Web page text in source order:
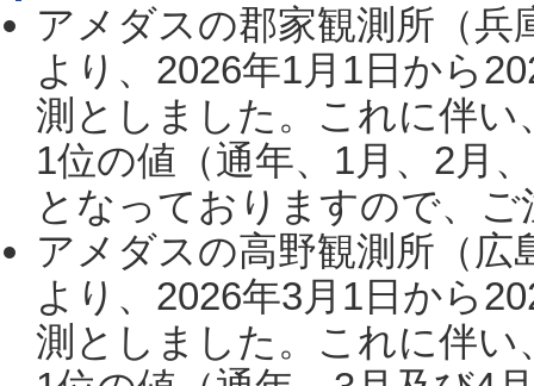
アメダスの郡家観測所（
より、2026年1月1日から
測としました。これに伴い
1位の値（通年、1月、2月
となっておりますので、
アメダスの高野観測所（
より、2026年3月1日から
測としました。これに伴い